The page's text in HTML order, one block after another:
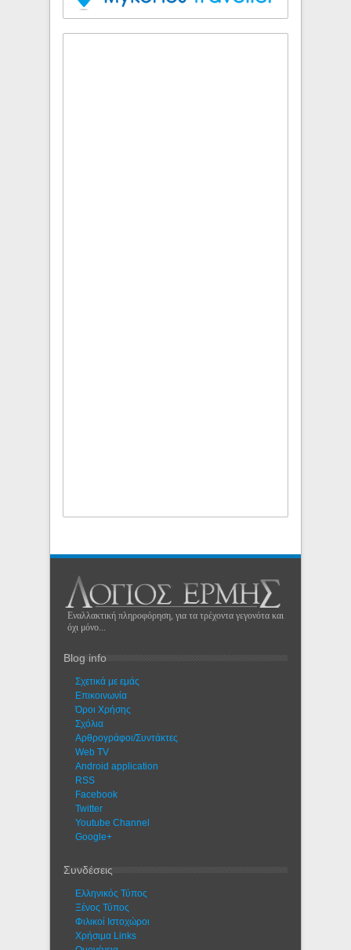
Εναλλακτική πληροφόρηση, για τα τρέχοντα γεγονότα και
όχι μόνο...
Blog info
Σχετικά με εμάς
Eπικοινωνία
Όροι Χρήσης
Σχόλια
Αρθρογράφοι/Συντάκτες
Web TV
Android application
RSS
Facebook
Twitter
Youtube Channel
Google+
Συνδέσεις
Ελληνικός Τύπος
Ξένος Τύπος
Φιλικοί Ιστοχώροι
Χρήσιμα Links